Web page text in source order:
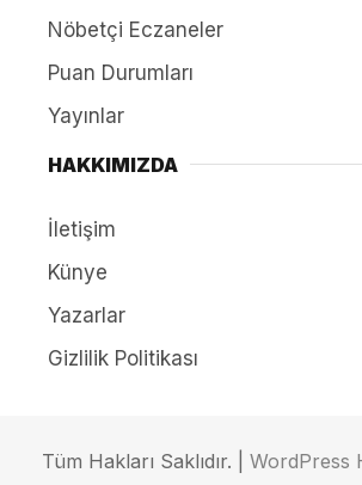
Nöbetçi Eczaneler
Puan Durumları
Yayınlar
HAKKIMIZDA
İletişim
Künye
Yazarlar
Gizlilik Politikası
Tüm Hakları Saklıdır. | WordPress